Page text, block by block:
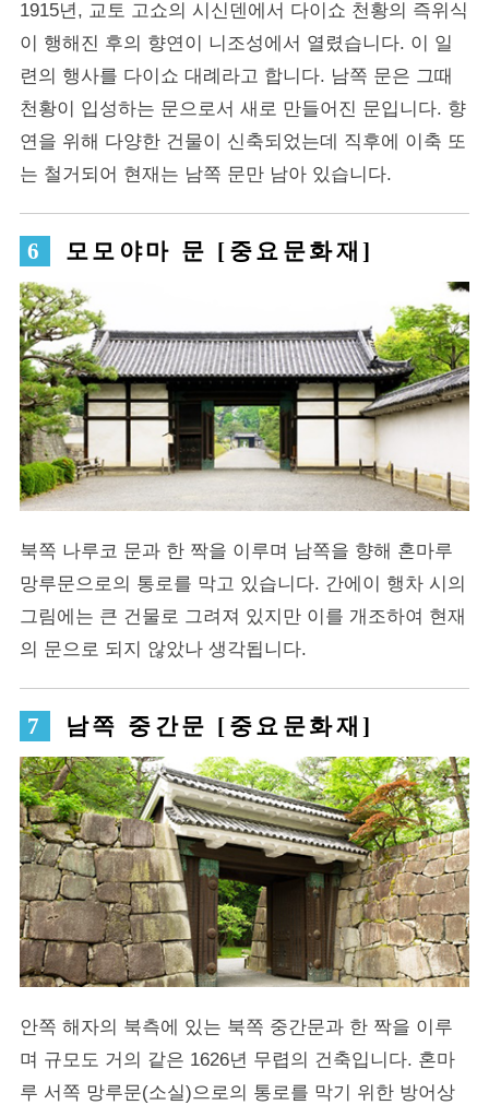
1915년, 교토 고쇼의 시신덴에서 다이쇼 천황의 즉위식
이 행해진 후의 향연이 니조성에서 열렸습니다. 이 일
련의 행사를 다이쇼 대례라고 합니다. 남쪽 문은 그때
천황이 입성하는 문으로서 새로 만들어진 문입니다. 향
연을 위해 다양한 건물이 신축되었는데 직후에 이축 또
는 철거되어 현재는 남쪽 문만 남아 있습니다.
모모야마 문 [중요문화재]
북쪽 나루코 문과 한 짝을 이루며 남쪽을 향해 혼마루
망루문으로의 통로를 막고 있습니다. 간에이 행차 시의
그림에는 큰 건물로 그려져 있지만 이를 개조하여 현재
의 문으로 되지 않았나 생각됩니다.
남쪽 중간문 [중요문화재]
안쪽 해자의 북측에 있는 북쪽 중간문과 한 짝을 이루
며 규모도 거의 같은 1626년 무렵의 건축입니다. 혼마
루 서쪽 망루문(소실)으로의 통로를 막기 위한 방어상